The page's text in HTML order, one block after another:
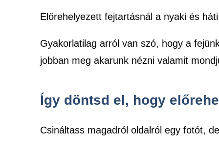
Előrehelyezett fejtartásnál a nyaki és
Gyakorlatilag arról van szó, hogy a
jobban meg akarunk nézni valamit
Így döntsd el, hogy
Csináltass magadról oldalról egy fotót,